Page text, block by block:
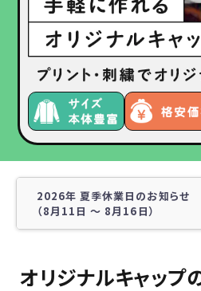
2026年 夏季休業日のお知らせ
（8月11日 ～ 8月16日）
ます。
オリジナルキャップ